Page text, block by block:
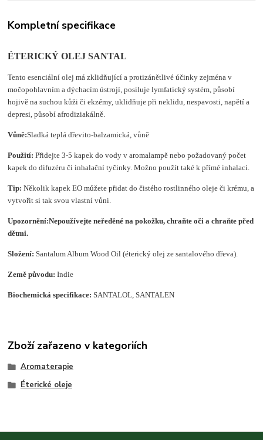
Kompletní specifikace
ÉTERICKÝ OLEJ SANTAL
Tento esenciální olej má zklidňující a protizánětlivé účinky zejména v
močopohlavním a dýchacím ústrojí, posiluje lymfatický systém, působí
hojivě na suchou kůži či ekzémy, uklidňuje při neklidu, nespavosti, napětí a
depresi, působí afrodiziakálně.
Vůně:Sladká teplá dřevito-balzamická, vůně
Použití: Přidejte 3-5 kapek do vody v aromalampě nebo požadovaný počet
kapek do difuzéru či inhalační tyčinky. Možno použít také k přímé inhalaci.
Tip: Několik kapek EO můžete přidat do čistého rostlinného oleje či krému, a
vytvořit si tak svou vlastní vůni.
Upozornění:Nepoužívejte neředěné na pokožku, chraňte oči a chraňte před
dětmi.
Složení: Santalum Album Wood Oil (éterický olej ze santalového dřeva).
Země původu: Indie
Biochemická specifikace:SANTALOL, SANTALEN
Zboží zařazeno v kategoriích
Aromaterapie
Éterické oleje